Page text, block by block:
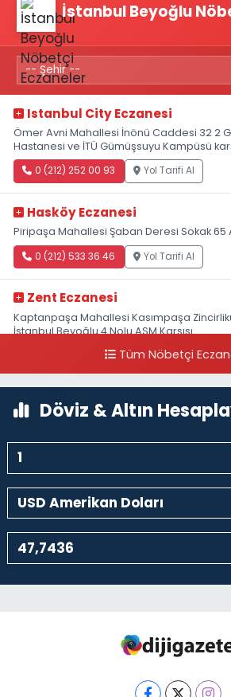
İstanbul Beyoğlu
Istanbul City Eczanesi
Ömer Avni Mahallesi İnönü Caddesi 32 2
Hastanesi ve İTÜ Gümüşsuyu Kampüsü
0 (212) 252 00 93 Yol Tarifi Al
Hasköy Eczanesi
Piripaşa Mahallesi Şaban Deresi Sokak 65
0 (212) 533 36 46 Yol Tarifi Al
Zent Eczanesi
Kaptanpaşa Mahallesi Kasımpaşa
İstanbul Beyoğlu 4 Nolu ASM Karşısı
0 (212) 297 96 92 Yol Tarifi Al
Tüm Nöbetçi
Döviz & Altın